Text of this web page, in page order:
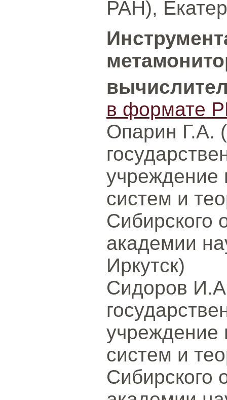
РАН),
в формате
Опарин Г.А.
учреждение
систем и
Сибирского
академии
Иркутск)
Сидоров
учреждение
систем и
Сибирского